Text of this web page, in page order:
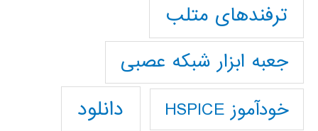
ترفندهای متلب
جعبه ابزار شبکه عصبی
خودآموز HSPICE دانلود